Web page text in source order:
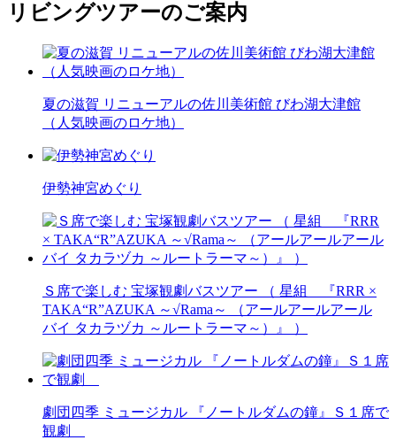
リビングツアーのご案内
夏の滋賀 リニューアルの佐川美術館 びわ湖大津館
（人気映画のロケ地）
伊勢神宮めぐり
Ｓ席で楽しむ 宝塚観劇バスツアー （ 星組 『RRR ×
TAKA“R”AZUKA ～√Rama～ （アールアールアール
バイ タカラヅカ ～ルートラーマ～）』 ）
劇団四季 ミュージカル 『ノートルダムの鐘』Ｓ１席で
観劇